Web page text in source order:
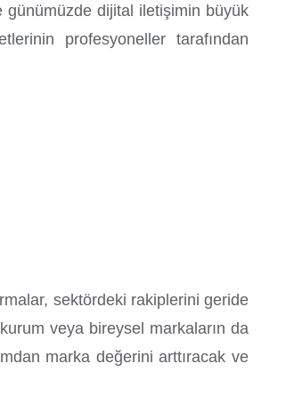
günümüzde dijital iletişimin büyük
profesyoneller tarafından
sektördeki rakiplerini geride
veya bireysel markaların da
marka değerini arttıracak ve